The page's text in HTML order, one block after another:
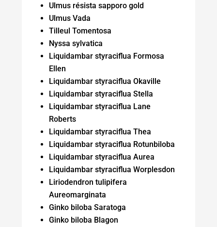
Ulmus résista sapporo gold
Ulmus Vada
Tilleul Tomentosa
Nyssa sylvatica
Liquidambar styraciflua Formosa
Ellen
Liquidambar styraciflua Okaville
Liquidambar styraciflua Stella
Liquidambar styraciflua Lane
Roberts
Liquidambar styraciflua Thea
Liquidambar styraciflua Rotunbiloba
Liquidambar styraciflua Aurea
Liquidambar styraciflua Worplesdon
Liriodendron tulipifera
Aureomarginata
Ginko biloba Saratoga
Ginko biloba Blagon